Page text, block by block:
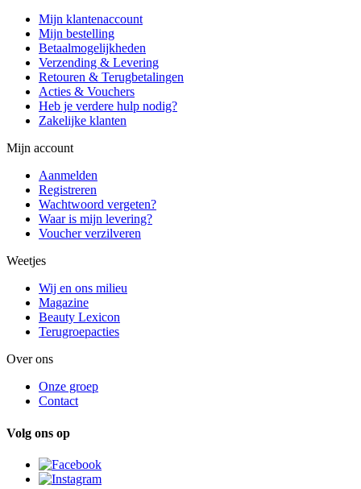
Mijn klantenaccount
Mijn bestelling
Betaalmogelijkheden
Verzending & Levering
Retouren & Terugbetalingen
Acties & Vouchers
Heb je verdere hulp nodig?
Zakelijke klanten
Mijn account
Aanmelden
Registreren
Wachtwoord vergeten?
Waar is mijn levering?
Voucher verzilveren
Weetjes
Wij en ons milieu
Magazine
Beauty Lexicon
Terugroepacties
Over ons
Onze groep
Contact
Volg ons op